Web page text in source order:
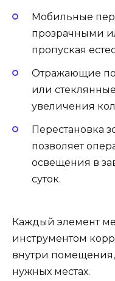
Мобильные
прозрачными
пропуская
Отражающие
или
увеличения
Перестановка
позволяет
освещения в
суток.
Каждый элемент
инструментом
внутри
нужных местах.